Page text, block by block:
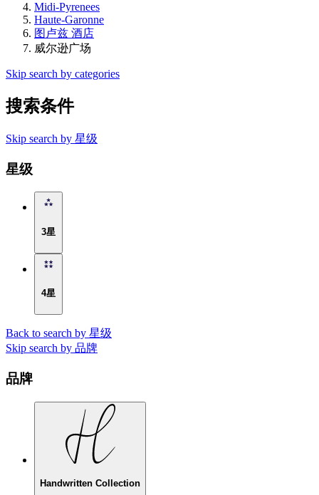
Midi-Pyrenees
Haute-Garonne
图卢兹 酒店
威尔逊广场
Skip search by categories
搜索条件
Skip search by 星级
星级
3星
4星
Back to search by 星级
Skip search by 品牌
品牌
Handwritten Collection